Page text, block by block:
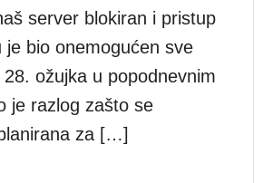
server blokiran i pristup
je bio onemogućen sve
ožujka u popodnevnim
je razlog zašto se
za […]